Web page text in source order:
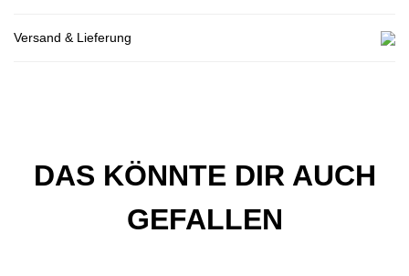
Versand & Lieferung
DAS KÖNNTE DIR AUCH
GEFALLEN